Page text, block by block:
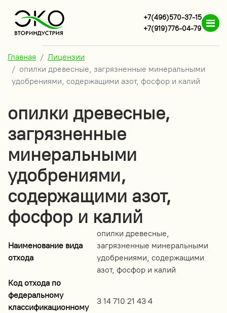
+7(496)570-37-15
+7(919)776-04-79
Главная
Лицензии
опилки древесные, загрязненные минеральными
удобрениями, содержащими азот, фосфор и калий
опилки древесные,
загрязненные
минеральными
удобрениями,
содержащими азот,
фосфор и калий
Наименование вида
отхода
опилки древесные,
загрязненные минеральными
удобрениями, содержащими
азот, фосфор и калий
Код отхода по
федеральному
классификационному
3 14 710 21 43 4